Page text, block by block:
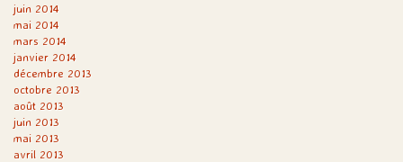
juin 2014
mai 2014
mars 2014
janvier 2014
décembre 2013
octobre 2013
août 2013
juin 2013
mai 2013
avril 2013